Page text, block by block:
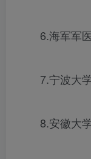
6.海军军医
7.宁波大
8.安徽大学